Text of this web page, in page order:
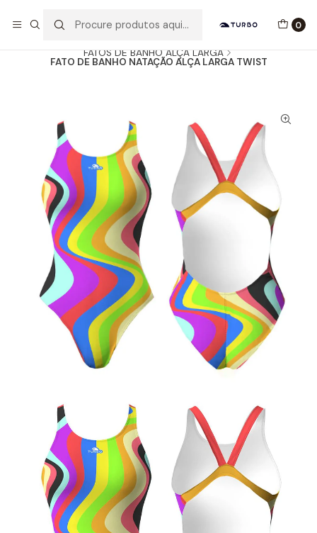
0
FATOS DE BANHO ALÇA LARGA
FATO DE BANHO NATAÇÃO ALÇA LARGA TWIST